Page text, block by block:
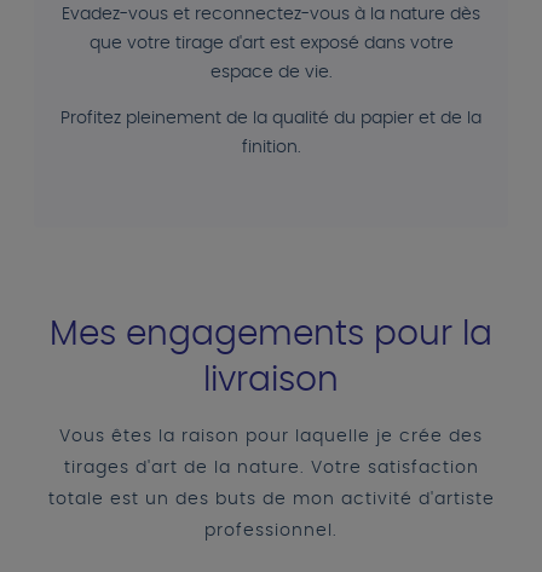
Evadez-vous et reconnectez-vous à la nature dès
que votre tirage d'art est exposé dans votre
espace de vie.
Profitez pleinement de la qualité du papier et de la
finition.
Mes engagements pour la
livraison
Vous êtes la raison pour laquelle je crée des
tirages d'art de la nature. Votre satisfaction
totale est un des buts de mon activité d'artiste
professionnel.